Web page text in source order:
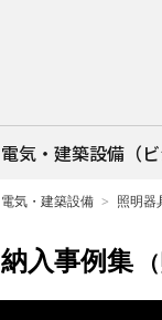
電気・建築設備（ビ
電気・建築設備 照明器
納入事例集